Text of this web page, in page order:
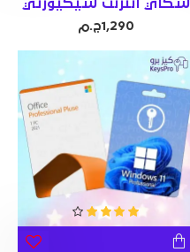
سكاي انترنت سيكيورتي
1,290ج.م